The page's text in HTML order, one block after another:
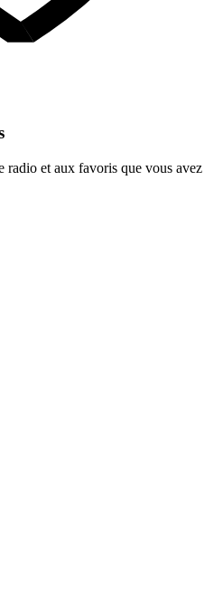
radio et aux favoris que vous avez